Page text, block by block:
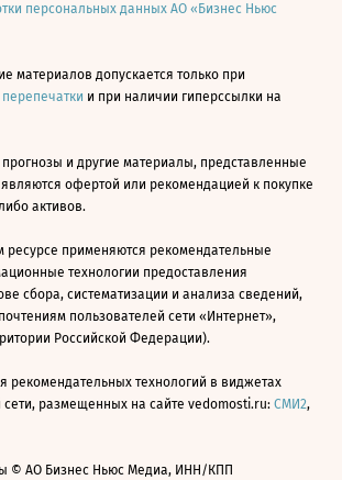
персональных данных АО «Бизнес Ньюс
материалов допускается только при
и при наличии гиперссылки на
прогнозы и другие материалы, представленные
офертой или рекомендацией к покупке
активов.
применяются рекомендательные
технологии предоставления
сбора, систематизации и анализа сведений,
пользователей сети «Интернет»,
Российской Федерации).
рекомендательных технологий в виджетах
размещенных на сайте vedomosti.ru: СМИ2,
© АО Бизнес Ньюс Медиа, ИНН/КПП